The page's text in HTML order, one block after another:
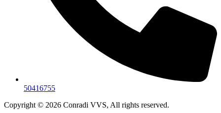
50416755
Copyright © 2026 Conradi VVS, All rights reserved.